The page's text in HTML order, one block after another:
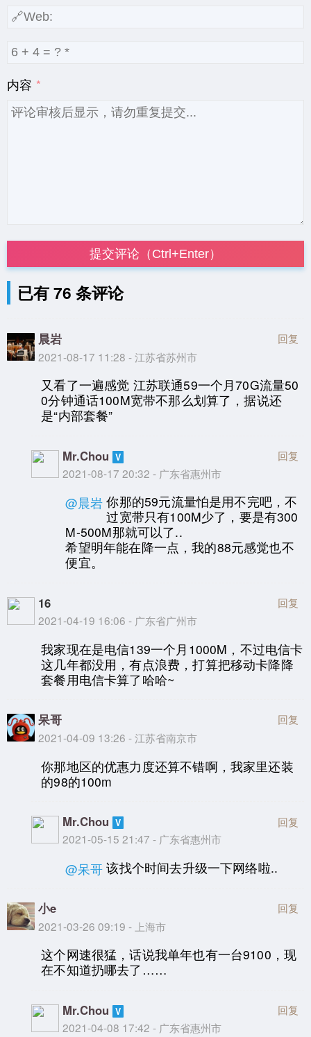
内容
提交评论（Ctrl+Enter）
已有 76 条评论
晨岩
2021-08-17 11:28 - 江苏省苏州市
回复
又看了一遍感觉 江苏联通59一个月70G流量50
0分钟通话100M宽带不那么划算了，据说还
是“内部套餐”
Mr.Chou
2021-08-17 20:32 - 广东省惠州市
回复
@晨岩 你那的59元流量怕是用不完吧，不
过宽带只有100M少了，要是有300
M-500M那就可以了..
希望明年能在降一点，我的88元感觉也不
便宜。
16
2021-04-19 16:06 - 广东省广州市
回复
我家现在是电信139一个月1000M，不过电信卡
这几年都没用，有点浪费，打算把移动卡降降
套餐用电信卡算了哈哈~
呆哥
2021-04-09 13:26 - 江苏省南京市
回复
你那地区的优惠力度还算不错啊，我家里还装
的98的100m
Mr.Chou
2021-05-15 21:47 - 广东省惠州市
回复
@呆哥 该找个时间去升级一下网络啦..
小e
2021-03-26 09:19 - 上海市
回复
这个网速很猛，话说我单年也有一台9100，现
在不知道扔哪去了……
Mr.Chou
2021-04-08 17:42 - 广东省惠州市
回复